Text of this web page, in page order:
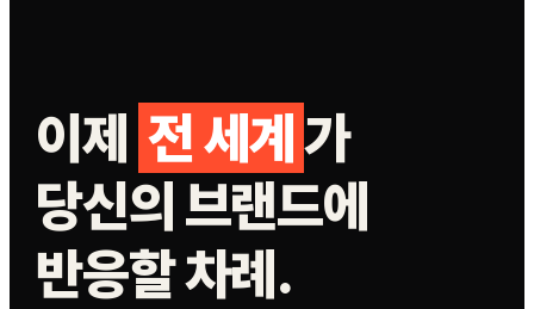
이제 전 세계 가
당신의 브랜드에
반응할 차례.